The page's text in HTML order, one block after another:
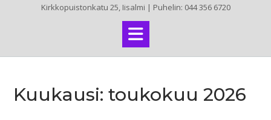
Kirkkopuistonkatu 25, Iisalmi | Puhelin: 044 356 6720
Kuukausi: toukokuu 2026